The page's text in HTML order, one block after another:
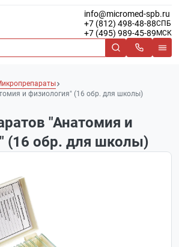
info@micromed-spb.ru
+7 (812) 498-48-88СПБ
+7 (495) 989-45-89 МСК
и физиология" (16 обр. для школы)
"Анатомия и
(16 обр. для школы)